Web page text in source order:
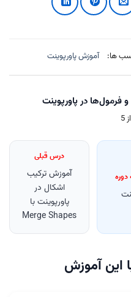
ها: آموزش پاورپوینت
دوره
درس قبلی
آموزش ترکیب
اشکال در
پاورپوینت با
Merge Shapes
این آموزش